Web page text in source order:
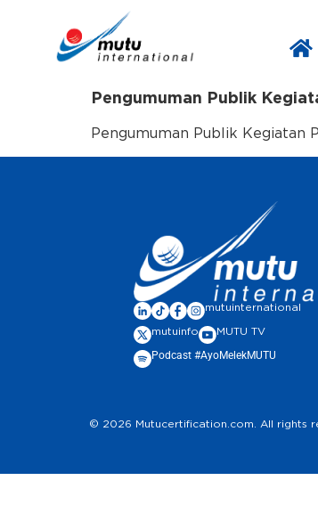
Pengumuman Publik
Pengumuman Publik Kegiatan
mutuinternational
mutuinfo MUTU TV
Podcast #AyoMelekMUTU
© 2026 Mutucertification.com. All rights